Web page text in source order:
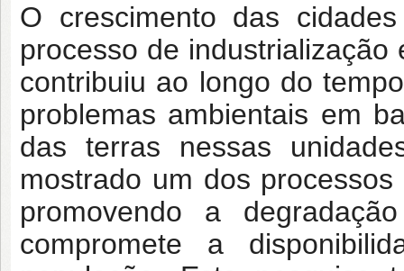
O crescimento das
processo de
contribuiu ao longo do
problemas ambientais em
das terras nessas
mostrado um dos
promovendo a
compromete a